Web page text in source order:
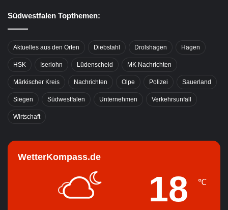
Südwestfalen Topthemen:
Aktuelles aus den Orten Diebstahl Drolshagen Hagen
HSK Iserlohn Lüdenscheid MK Nachrichten
Märkischer Kreis Nachrichten Olpe Polizei Sauerland
Siegen Südwestfalen Unternehmen Verkehrsunfall
Wirtschaft
WetterKompass.de
18 ℃